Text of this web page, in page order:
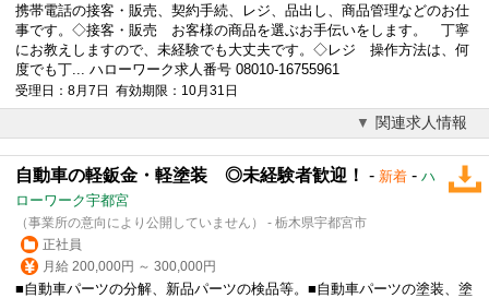
携帯電話の接客・販売、契約手続、レジ、品出し、商品管理などのお仕
事です。◇接客・販売 お客様の商品を選ぶお手伝いをします。 丁寧
にお教えしますので、未経験でも大丈夫です。◇レジ 操作方法は、何
度でも丁... ハローワーク求人番号 08010-16755961
受理日：8月7日 有効期限：10月31日
関連求人情報
自動車の軽鈑金・軽塗装 ◎未経験者歓迎！ - 新着 - ハ
ローワーク宇都宮
（事業所の意向により公開していません） - 栃木県宇都宮市
正社員
月給 200,000円 ～ 300,000円
■自動車パーツの分解、新品パーツの検品等。■自動車パーツの塗装、塗